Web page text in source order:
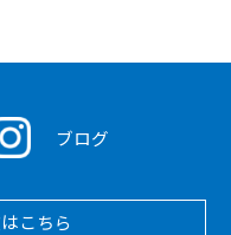
ブログ
こちら